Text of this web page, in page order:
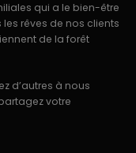
qui a le bien-être
rêves de nos clients
de la forêt
d’autres à nous
votre